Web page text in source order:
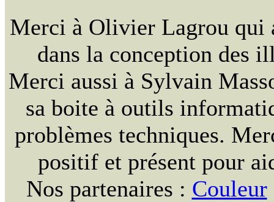
Merci à Olivier Lagrou qui
dans la conception des
Merci aussi à Sylvain
sa boite à outils
problèmes techniques.
positif et présent pour
Nos partenaires : Couleur